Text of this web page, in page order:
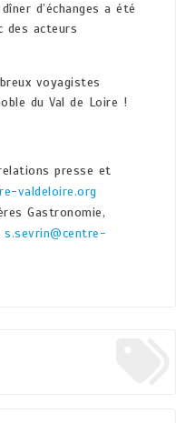
d’échanges a été
des acteurs
voyagistes
du Val de Loire !
presse et
valdeloire.org
Gastronomie,
s.sevrin@centre-